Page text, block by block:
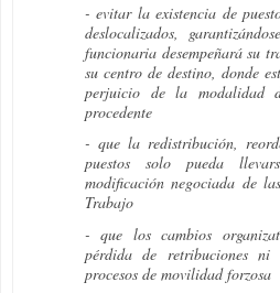
- evitar la existencia de
deslocalizados,
funcionaria desempeñará su
su centro de destino, donde
perjuicio de la modalidad
procedente
- que la redistribución,
puestos solo pueda
modificación negociada de
Trabajo
- que los cambios
pérdida de retribuciones
procesos de movilidad forzosa